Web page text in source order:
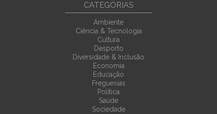
CATEGORIAS
Ambiente
Ciência & Tecnologia
Cultura
Desporto
Diversidade & Inclusão
Economia
Educação
Freguesias
Política
Saúde
Sociedade